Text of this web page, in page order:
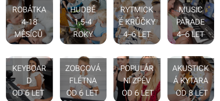
ROBÁTKA
4-18
MĚSÍCŮ
HUDBĚ
1,5-4
ROKY
RYTMICK
É KRŮČKY
4–6 LET
MUSIC
PARADE
4–6 LET
KEYBOAR
D
OD 6 LET
ZOBCOVÁ
FLÉTNA
OD 6 LET
POPULÁR
NÍ ZPĚV
OD 6 LET
AKUSTICK
Á KYTARA
OD 8 LET